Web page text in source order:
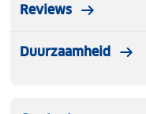
Reviews
Duurzaamheid